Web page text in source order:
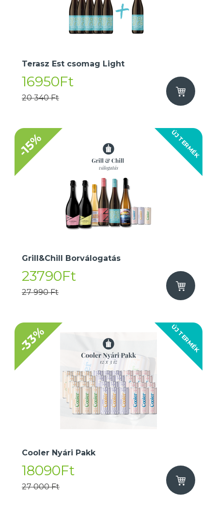
Terasz Est csomag Light
16950Ft
20 340 Ft
ÚJ TERMÉK
-15%
Grill&Chill Borválogatás
23790Ft
27 990 Ft
ÚJ TERMÉK
-33%
Cooler Nyári Pakk
18090Ft
27 000 Ft